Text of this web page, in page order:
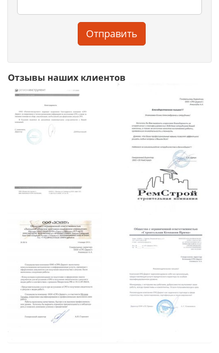
Отправить
Отзывы наших клиентов